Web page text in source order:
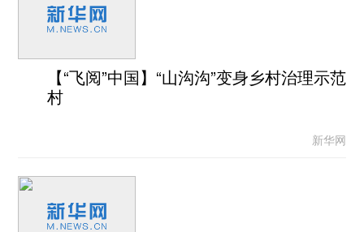
【“飞阅”中国】“山沟沟”变身乡村治理示范
村
新华网